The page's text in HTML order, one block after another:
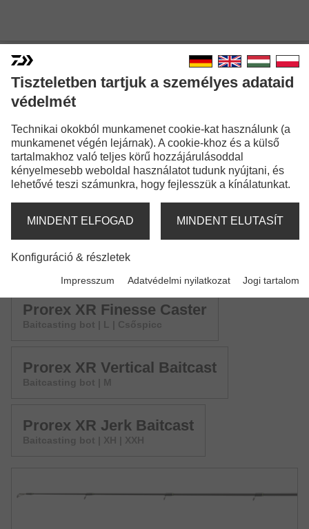
Modellváltozatok: 4
Prorex XR Baitcast
Baitcasting bot | XH | XXH
Prorex XR Finesse Caster
Baitcasting bot | L | Csőspicc
Prorex XR Vertical Baitcast
Baitcasting bot | M
Prorex XR Jerk Baitcast
Baitcasting bot | XH | XXH
Tiszteletben tartjuk a személyes adataid
védelmét
Technikai okokból munkamenet cookie-kat használunk (a
munkamenet végén lejárnak). A cookie-khoz és a külső
tartalmakhoz való teljes körű hozzájárulásoddal
kényelmesebb weboldal használatot tudunk nyújtani, és
lehetővé teszi számunkra, hogy fejlesszük a kínálatunkat.
MINDENT ELFOGAD MINDENT ELUTASÍT
Konfiguráció & részletek
Impresszum Adatvédelmi nyilatkozat Jogi tartalom